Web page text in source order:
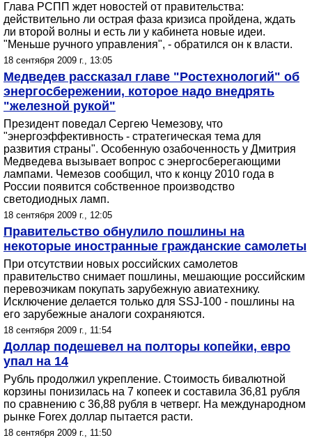
Глава РСПП ждет новостей от правительства:
действительно ли острая фаза кризиса пройдена, ждать
ли второй волны и есть ли у кабинета новые идеи.
"Меньше ручного управления", - обратился он к власти.
18 сентября 2009 г., 13:05
Медведев рассказал главе "Ростехнологий" об
энергосбережении, которое надо внедрять
"железной рукой"
Президент поведал Сергею Чемезову, что
"энергоэффективность - стратегическая тема для
развития страны". Особенную озабоченность у Дмитрия
Медведева вызывает вопрос с энергосберегающими
лампами. Чемезов сообщил, что к концу 2010 года в
России появится собственное производство
светодиодных ламп.
18 сентября 2009 г., 12:05
Правительство обнулило пошлины на
некоторые иностранные гражданские самолеты
При отсутствии новых российских самолетов
правительство снимает пошлины, мешающие российским
перевозчикам покупать зарубежную авиатехнику.
Исключение делается только для SSJ-100 - пошлины на
его зарубежные аналоги сохраняются.
18 сентября 2009 г., 11:54
Доллар подешевел на полторы копейки, евро
упал на 14
Рубль продолжил укрепление. Стоимость бивалютной
корзины понизилась на 7 копеек и составила 36,81 рубля
по сравнению с 36,88 рубля в четверг. На международном
рынке Forex доллар пытается расти.
18 сентября 2009 г., 11:50